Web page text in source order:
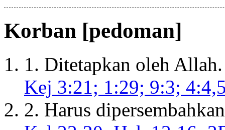
Korban [pedoman]
1. Ditetapkan oleh Allah.
Kej 3:21; 1:29; 9:3;
2. Harus